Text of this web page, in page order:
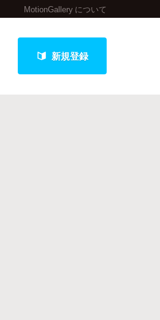
MotionGallery について
新規登録